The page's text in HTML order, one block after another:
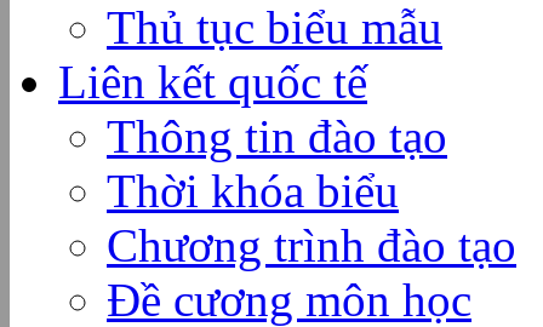
Thủ tục biểu mẫu
Liên kết quốc tế
Thông tin đào tạo
Thời khóa biểu
Chương trình đào tạo
Đề cương môn học